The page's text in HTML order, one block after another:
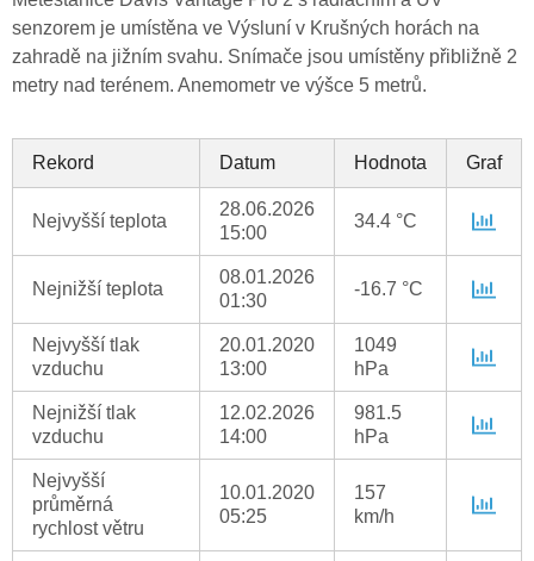
senzorem je umístěna ve Výsluní v Krušných horách na
zahradě na jižním svahu. Snímače jsou umístěny přibližně 2
metry nad terénem. Anemometr ve výšce 5 metrů.
Rekord Datum Hodnota Graf
Nejvyšší teplota
28.06.2026
15:00
34.4 °C
Nejnižší teplota
08.01.2026
01:30
-16.7 °C
Nejvyšší tlak
vzduchu
20.01.2020
13:00
1049
hPa
Nejnižší tlak
vzduchu
12.02.2026
14:00
981.5
hPa
Nejvyšší
průměrná
rychlost větru
10.01.2020
05:25
157
km/h